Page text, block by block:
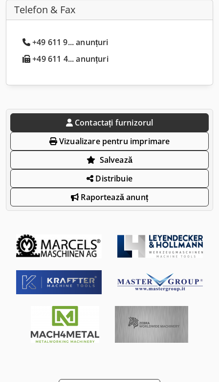
Telefon & Fax
+49 611 9... anunțuri
+49 611 4... anunțuri
Contactați furnizorul
Vizualizare pentru imprimare
Salvează
Distribuie
Raportează anunț